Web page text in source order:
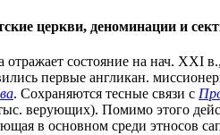
церкви, деноминации и
отражает состояние на нач. XXI
первые англикан.
. Сохраняются тесные связи с
верующих). Помимо этого
в основном среди этносов